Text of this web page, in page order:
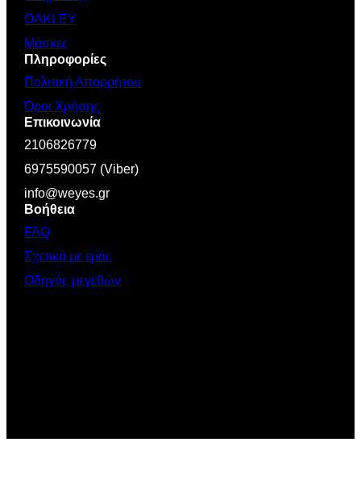
OAKLEY
Μάσκες
Πληροφορίες
Πολιτική Απορρήτου
Όροι Χρήσης
Επικοινωνία
2106826779
6975590057 (Viber)
info@weyes.gr
Βοήθεια
FAQ
Σχετικά με εμάς
Οδηγός μεγεθών